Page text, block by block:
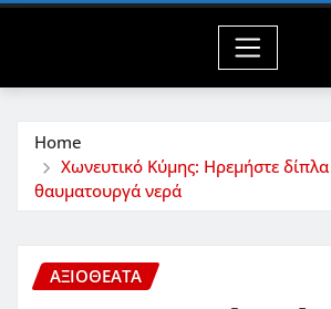
Home
Χωνευτικό Κύμης: Ηρεμήστε
θαυματουργά νερά
ΑΞΙΟΘΕΑΤΑ